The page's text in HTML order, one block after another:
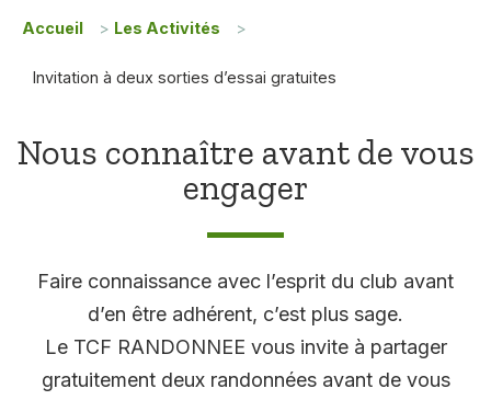
Accueil > Les Activités >
Invitation à deux sorties d’essai gratuites
Nous connaître avant de vous
engager
Faire connaissance avec l’esprit du club avant
d’en être adhérent, c’est plus sage.
Le TCF RANDONNEE vous invite à partager
gratuitement deux randonnées avant de vous